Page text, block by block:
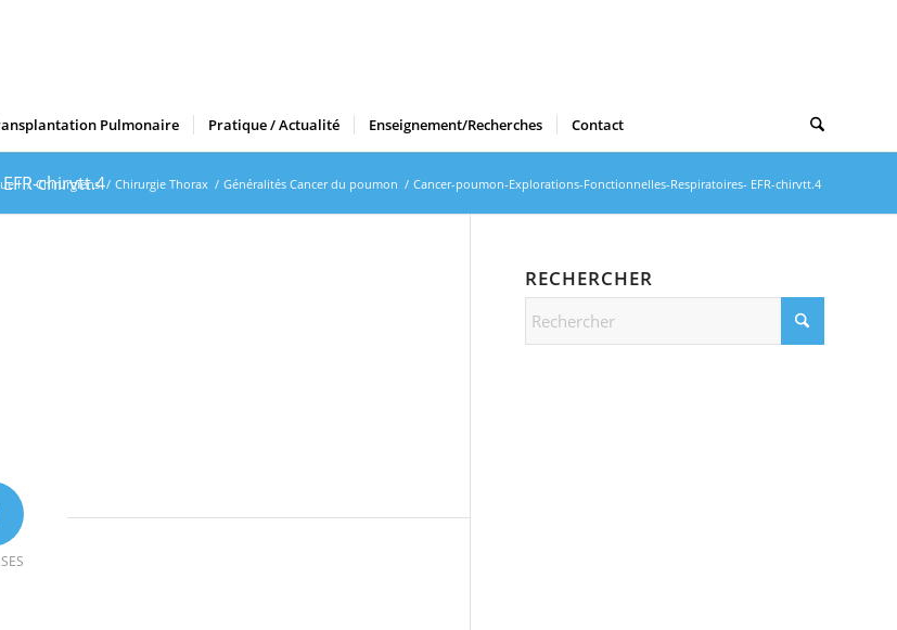
Pulmonaire Pratique / Actualité Enseignement/Recherches Contact
chirvtt.4
/ Chirurgiens / Chirurgie Thorax / Généralités Cancer du poumon / Cancer-poumon-Explorations-Fonctionnelles-Respiratoires- EFR-chirvtt.4
RECHERCHER